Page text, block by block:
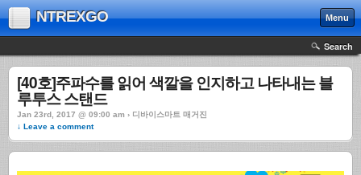
NTREXGO Menu
Search
[40호]주파수를 읽어 색깔을 인지하고 나타내는 블
루투스 스탠드
Jan 23rd, 2017 @ 09:00 am › 디바이스마트 매거진
↓ Leave a comment